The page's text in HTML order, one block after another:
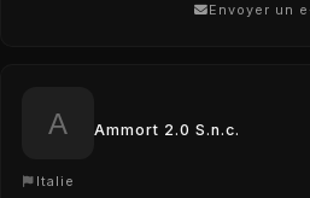
Envoyer un
Ammort 2.0 S.n.c.
Italie